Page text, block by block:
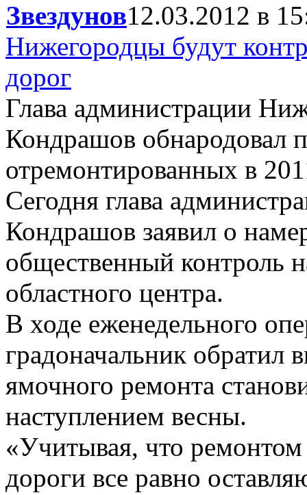
Звездунов12.03.2012 в
Нижегородцы будут
дорог
Глава администрации
Кондрашов обнародовал
отремонтированных в
Сегодня глава
Кондрашов заявил о
общественный контроль
областного центра.
В ходе еженедельного
градоначальник обратил
ямочного ремонта
наступлением весны.
«Учитывая, что
дороги все равно